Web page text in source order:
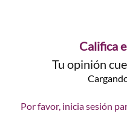
Califica
Tu opinión
Por favor, inicia sesión